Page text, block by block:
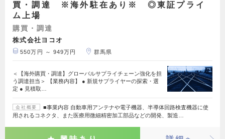
買・調達 ※海外駐在あり※ ◎東証プライ
ム上場
購買・調達
株式会社ヨコオ
550万円 ～ 949万円 群馬県
＜【海外購買・調達】グローバルサプライチェーン強化を担
う調達担当＞ 【業務内容】 ● 新規サプライヤーの探索・選
定 ● 見積取…
会社概要
■事業内容 自動車用アンテナや電子機器、半導体回路検査機器に使
用されるコネクタ、また医療用微細精密加工部品などの開発、製造…